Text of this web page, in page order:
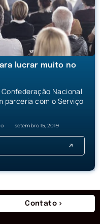
lucrar muito no
Nacional
parceria com o Serviço
setembro 15, 2019
Contato